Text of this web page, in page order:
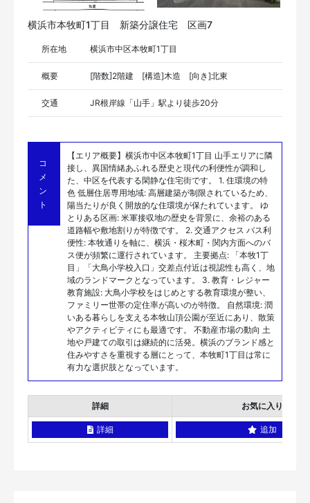
横浜市本牧町1丁目 新築分譲住宅 区画7
所在地 横浜市中区本牧町1丁目
概要 [階数]2階建 [構造]木造 [向き]北東
交通 JR根岸線「山手」駅より徒歩20分
コ
メ
ン
ト
【エリア概要】横浜市中区本牧町1丁目 山手エリアに隣
接し、異国情緒あふれる歴史と現代の利便性が調和し
た、中区を代表する閑静な住宅街です。 1. 住環境の特
色 低層住居専用地域: 高層建築が制限されているため、
陽当たりが良く開放的な住環境が保たれています。 ゆ
とりある区画: 米軍接収地の歴史を背景に、余裕のある
道路幅や敷地割りが特徴です。 2. 交通アクセス バス利
便性: 本牧通りを軸に、横浜・桜木町・関内方面へのバ
ス便が頻繁に運行されています。 主要拠点: 「本牧1丁
目」「大鳥小学校入口」交差点付近は視認性も高く、地
域のランドマークとなっています。 3. 教育・レジャー
教育施設: 大鳥小学校をはじめとする教育環境が整い、
ファミリー世帯の定住率が高いのが特徴。 自然環境: 潤
いある暮らしを支える本牧山頂公園が至近にあり、散策
やアクティビティにも最適です。 不動産市場の動向 土
地や戸建ての取引は継続的に活発。横浜のブランド感と
住みやすさを重視する層にとって、本牧町1丁目は常に
有力な選択肢となっています。
詳細 お気に入り
詳細 追加